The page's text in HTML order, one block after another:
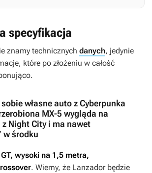
specyfikacja
znamy technicznych danych, jedynie
które po złożeniu w całość
sobie własne auto z Cyberpunka
MX-5 wygląda na
Night City i ma nawet
w środku
wysoki na 1,5 metra,
. Wiemy, że Lanzador będzie